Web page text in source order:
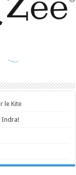
le Kite
Indra!